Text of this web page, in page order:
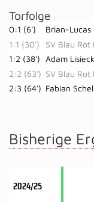
Torfolge
0:1 (6') Brian-Lucas
1:1 (30')
SV Blau Rot
1:2 (38') Adam
2:2 (63') SV Blau Rot
2:3 (64') Fabian
Bisherige
2024/25